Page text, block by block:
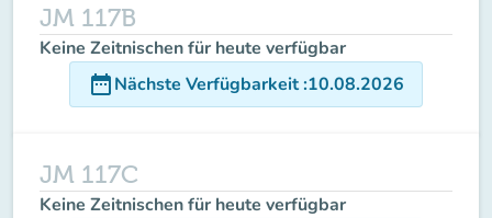
JM 117B
Keine Zeitnischen für heute verfügbar
date_rangeNächste Verfügbarkeit:10.08.2026
JM 117C
Keine Zeitnischen für heute verfügbar